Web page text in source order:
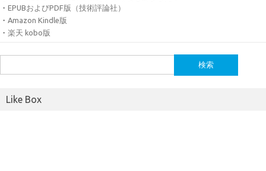
・ EPUBおよびPDF版（技術評論社）
・ Amazon Kindle版
・ 楽天 kobo版
索:
Like Box